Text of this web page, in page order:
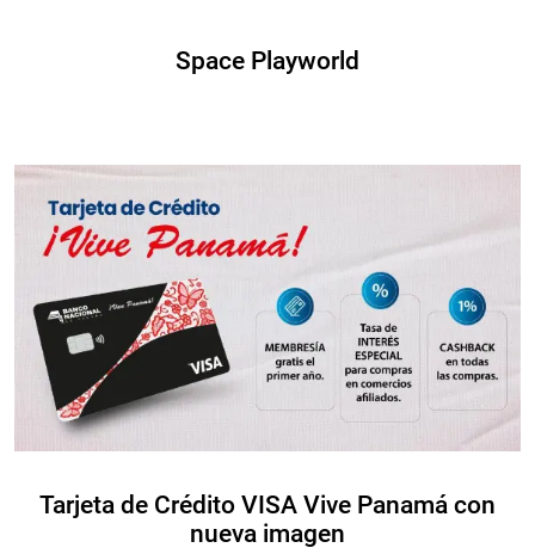
Space Playworld
Tarjeta de Crédito VISA Vive Panamá con
nueva imagen